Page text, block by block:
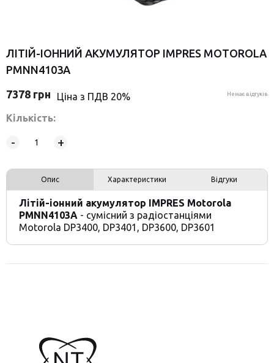
ЛІТІЙ-ІОННИЙ АКУМУЛЯТОР IMPRES MOTOROLA
PMNN4103A
7378 грн Ціна з ПДВ 20% Немає відгуків
Кількість:
- +
Опис Характеристики Відгуки
Літій-іонний акумулятор IMPRES Motorola
PMNN4103A - сумісний з радіостанціями
Motorola DP3400, DP3401, DP3600, DP3601